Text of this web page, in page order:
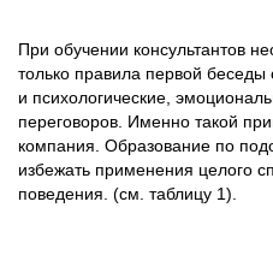
При обучении консультантов
только правила первой
и психологические,
переговоров. Именно такой
компания. Образование по
избежать применения целого
поведения. (см. таблицу 1).